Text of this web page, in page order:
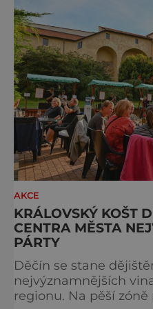
loňskou výstavu
návštěvníků. SEW si během let vybudoval
pověst jed
AKCE
KRÁLOVSKÝ KOŠT
CENTRA MĚSTA
PÁRTY
Děčín se stane
nejvýznamnějších
regionu. Na pěší